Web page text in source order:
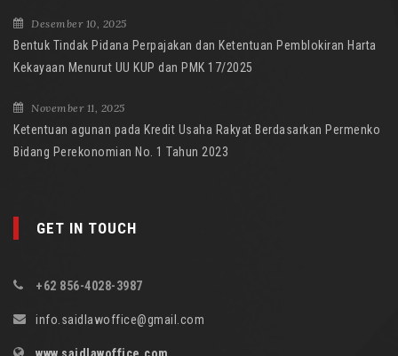
Desember 10, 2025
Bentuk Tindak Pidana Perpajakan dan Ketentuan Pemblokiran Harta
Kekayaan Menurut UU KUP dan PMK 17/2025
November 11, 2025
Ketentuan agunan pada Kredit Usaha Rakyat Berdasarkan Permenko
Bidang Perekonomian No. 1 Tahun 2023
GET IN TOUCH
+62 856-4028-3987
info.saidlawoffice@gmail.com